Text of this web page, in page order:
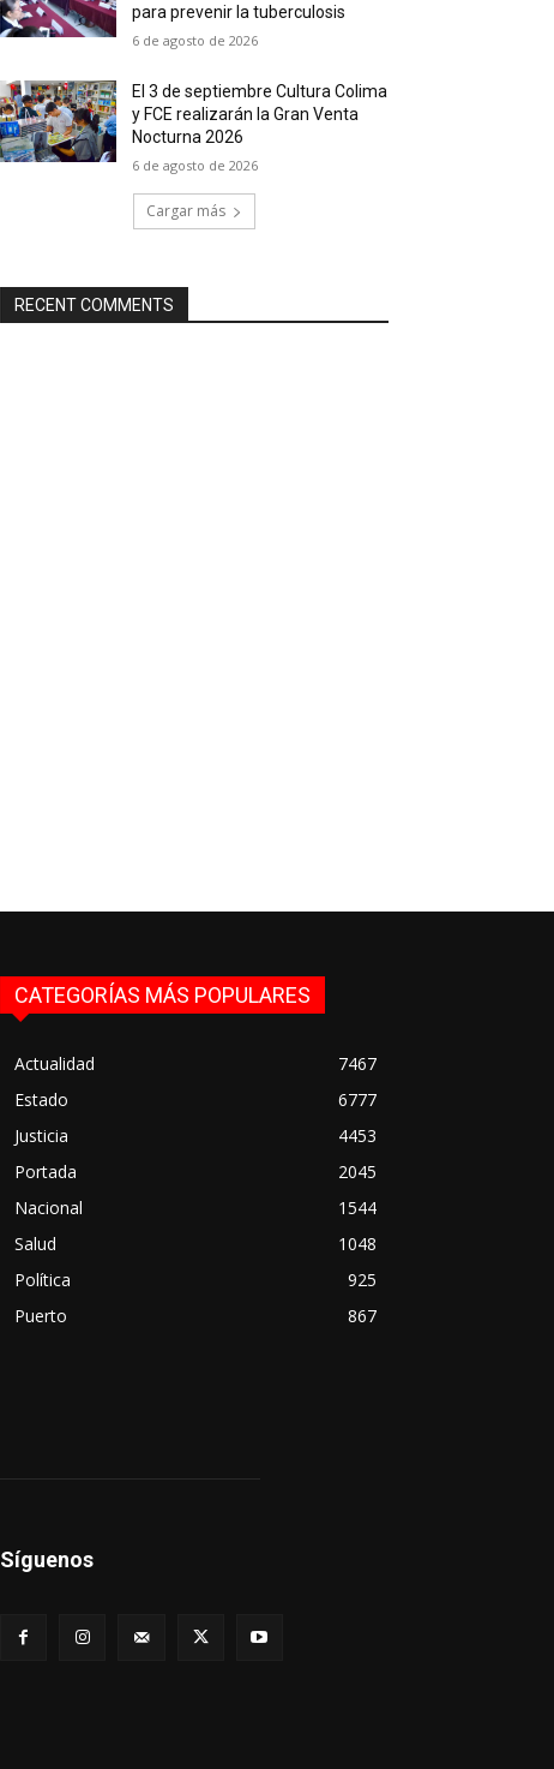
para prevenir la tuberculosis
6 de agosto de 2026
El 3 de septiembre Cultura Colima
y FCE realizarán la Gran Venta
Nocturna 2026
6 de agosto de 2026
Cargar más
RECENT COMMENTS
CATEGORÍAS MÁS POPULARES
Actualidad
7467
Estado
6777
Justicia
4453
Portada
2045
Nacional
1544
Salud
1048
Política
925
Puerto
867
Síguenos